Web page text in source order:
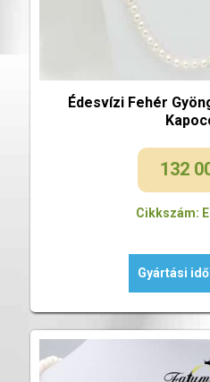
Édesvízi Fehér
132
Cikkszám:
Gyártási